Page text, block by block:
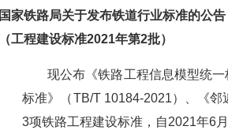
国家铁路局关于发布铁道行业标准的公告
（工程建设标准2021年第2批）
现公布《铁路工程信息模型统
标准》（TB/T 10184-2021）、《
3项铁路工程建设标准，自2021年6